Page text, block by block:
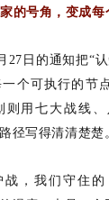
的号角，变成每
27日的通知把“
个可执行的节
则用七大战线
径写得清清楚楚
战，我们守住